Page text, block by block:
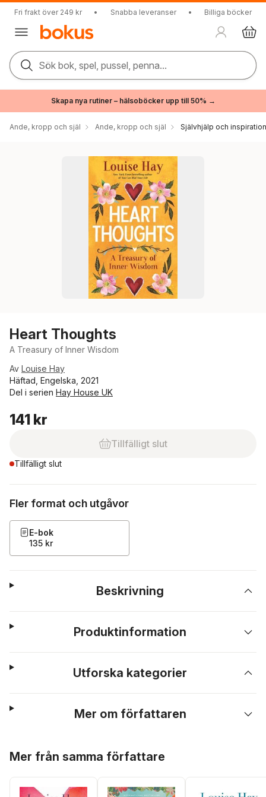
Fri frakt över 249 kr • Snabba leveranser • Billiga böcker
Sök bok, spel, pussel, penna...
Skapa nya rutiner – hälsoböcker upp till 50% →
Ande, kropp och själ Ande, kropp och själ Självhjälp och inspiration
Heart Thoughts
A Treasury of Inner Wisdom
Av Louise Hay
Häftad, Engelska, 2021
Del i serien Hay House UK
141 kr
Tillfälligt slut
Tillfälligt slut
Fler format och utgåvor
E-bok
135 kr
Beskrivning
Produktinformation
Utforska kategorier
Mer om författaren
Mer från samma författare